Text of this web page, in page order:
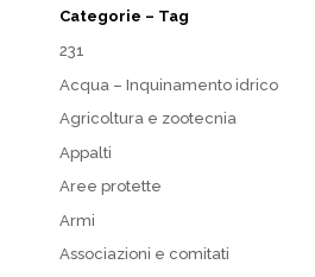
Categorie – Tag
231
Acqua – Inquinamento idrico
Agricoltura e zootecnia
Appalti
Aree protette
Armi
Associazioni e comitati